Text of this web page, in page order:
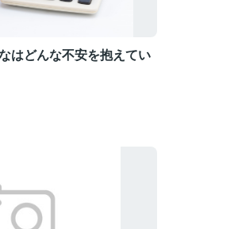
はどんな不安を抱えてい